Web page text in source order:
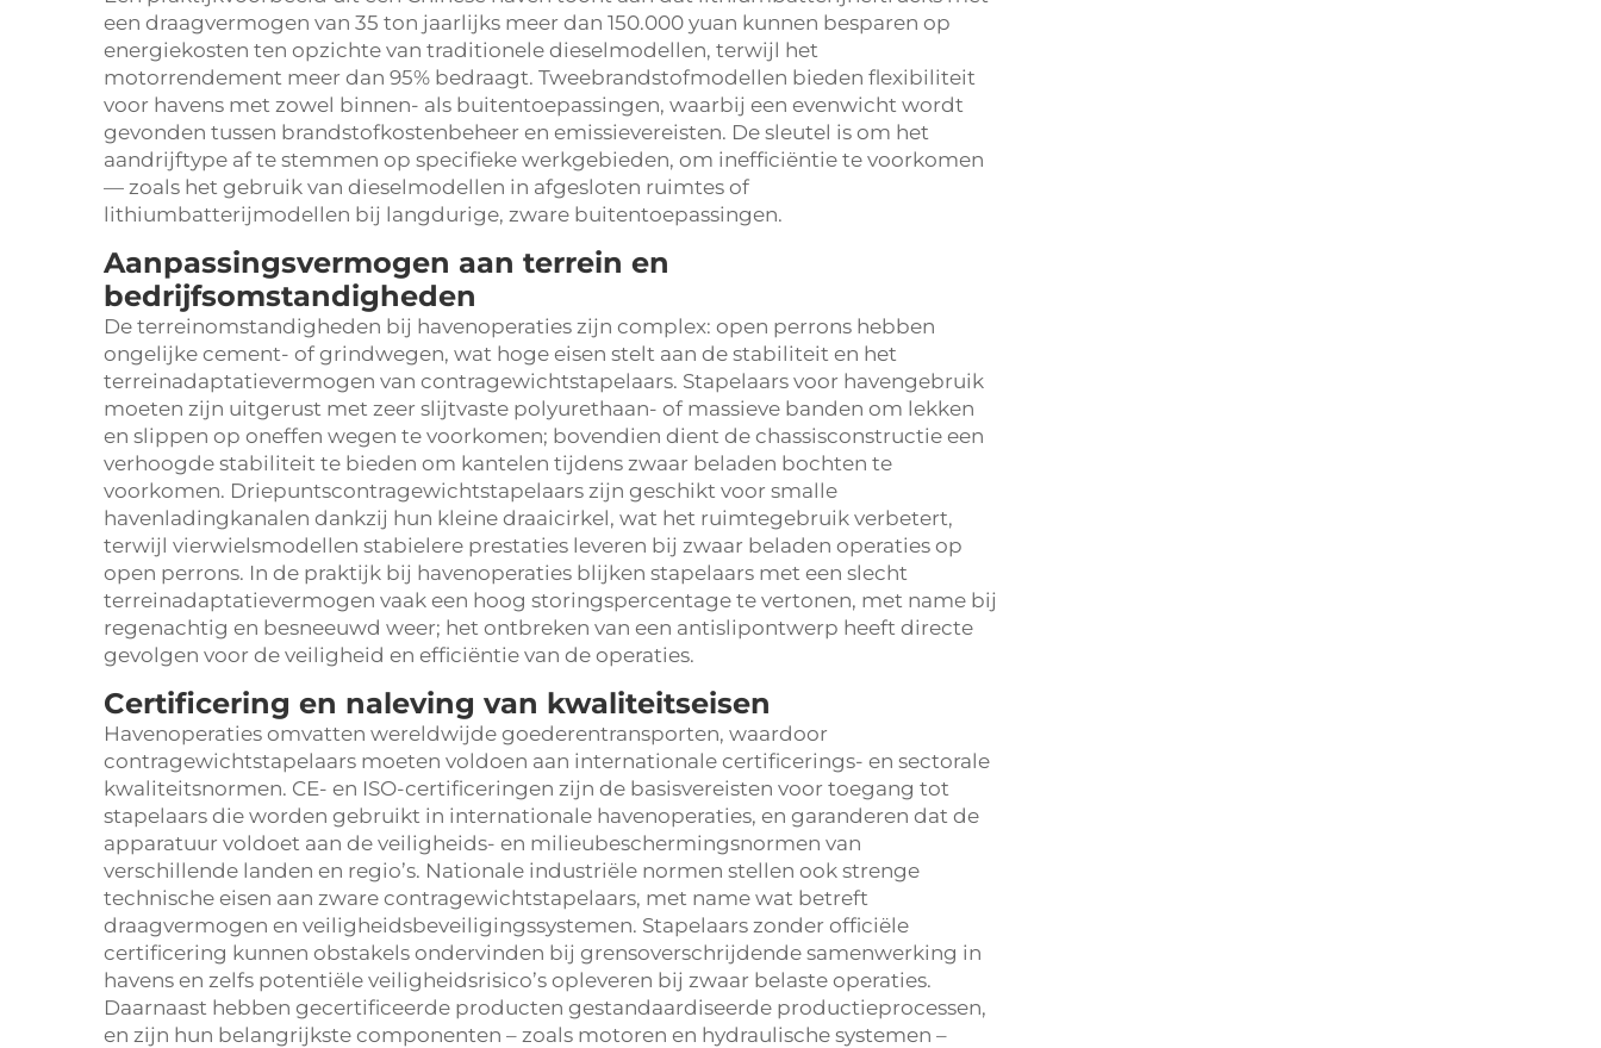
een draagvermogen van 35 ton jaarlijks meer dan 150.000 yuan kunnen besparen op
energiekosten ten opzichte van traditionele dieselmodellen, terwijl het
motorrendement meer dan 95% bedraagt. Tweebrandstofmodellen bieden flexibiliteit
voor havens met zowel binnen- als buitentoepassingen, waarbij een evenwicht wordt
gevonden tussen brandstofkostenbeheer en emissievereisten. De sleutel is om het
aandrijftype af te stemmen op specifieke werkgebieden, om inefficiëntie te voorkomen
— zoals het gebruik van dieselmodellen in afgesloten ruimtes of
lithiumbatterijmodellen bij langdurige, zware buitentoepassingen.
Aanpassingsvermogen aan terrein en
bedrijfsomstandigheden
De terreinomstandigheden bij havenoperaties zijn complex: open perrons hebben
ongelijke cement- of grindwegen, wat hoge eisen stelt aan de stabiliteit en het
terreinadaptatievermogen van contragewichtstapelaars. Stapelaars voor havengebruik
moeten zijn uitgerust met zeer slijtvaste polyurethaan- of massieve banden om lekken
en slippen op oneffen wegen te voorkomen; bovendien dient de chassisconstructie een
verhoogde stabiliteit te bieden om kantelen tijdens zwaar beladen bochten te
voorkomen. Driepuntscontragewichtstapelaars zijn geschikt voor smalle
havenladingkanalen dankzij hun kleine draaicirkel, wat het ruimtegebruik verbetert,
terwijl vierwielsmodellen stabielere prestaties leveren bij zwaar beladen operaties op
open perrons. In de praktijk bij havenoperaties blijken stapelaars met een slecht
terreinadaptatievermogen vaak een hoog storingspercentage te vertonen, met name bij
regenachtig en besneeuwd weer; het ontbreken van een antislipontwerp heeft directe
gevolgen voor de veiligheid en efficiëntie van de operaties.
Certificering en naleving van kwaliteitseisen
Havenoperaties omvatten wereldwijde goederentransporten, waardoor
contragewichtstapelaars moeten voldoen aan internationale certificerings- en sectorale
kwaliteitsnormen. CE- en ISO-certificeringen zijn de basisvereisten voor toegang tot
stapelaars die worden gebruikt in internationale havenoperaties, en garanderen dat de
apparatuur voldoet aan de veiligheids- en milieubeschermingsnormen van
verschillende landen en regio’s. Nationale industriële normen stellen ook strenge
technische eisen aan zware contragewichtstapelaars, met name wat betreft
draagvermogen en veiligheidsbeveiligingssystemen. Stapelaars zonder officiële
certificering kunnen obstakels ondervinden bij grensoverschrijdende samenwerking in
havens en zelfs potentiële veiligheidsrisico’s opleveren bij zwaar belaste operaties.
Daarnaast hebben gecertificeerde producten gestandaardiseerde productieprocessen,
en zijn hun belangrijkste componenten – zoals motoren en hydraulische systemen –